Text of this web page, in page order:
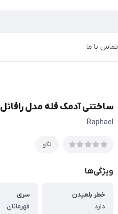
تماس با ما
ساختنی آدمک فله مدل رافائل
Raphael
لگو
ویژگی‌ها
خطر بلعیدن
دارد
سری
قهرمانان